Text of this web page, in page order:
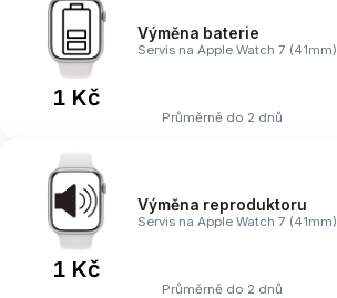
1 Kč
Výměna baterie
Servis na Apple Watch 7 (41mm)
Průměrně do 2 dnů
1 Kč
Výměna reproduktoru
Servis na Apple Watch 7 (41mm)
Průměrně do 2 dnů